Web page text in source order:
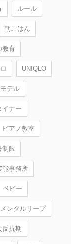
ルール
朝ごはん
教育
UNIQLO
デル
イナー
ピアノ教室
制限
能事務所
ベビー
メンタルリープ
反抗期